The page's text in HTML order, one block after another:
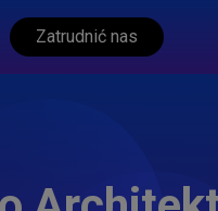
Zatrudnić nas